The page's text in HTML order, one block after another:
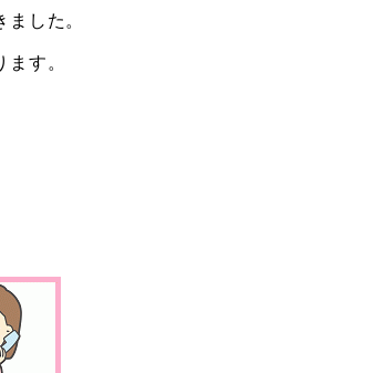
した。
す。